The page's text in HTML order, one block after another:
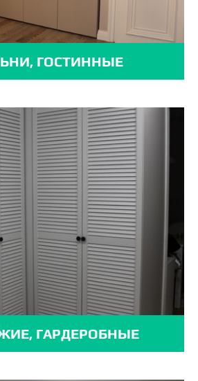
ГОСТИННЫЕ
ГАРДЕРОБНЫЕ